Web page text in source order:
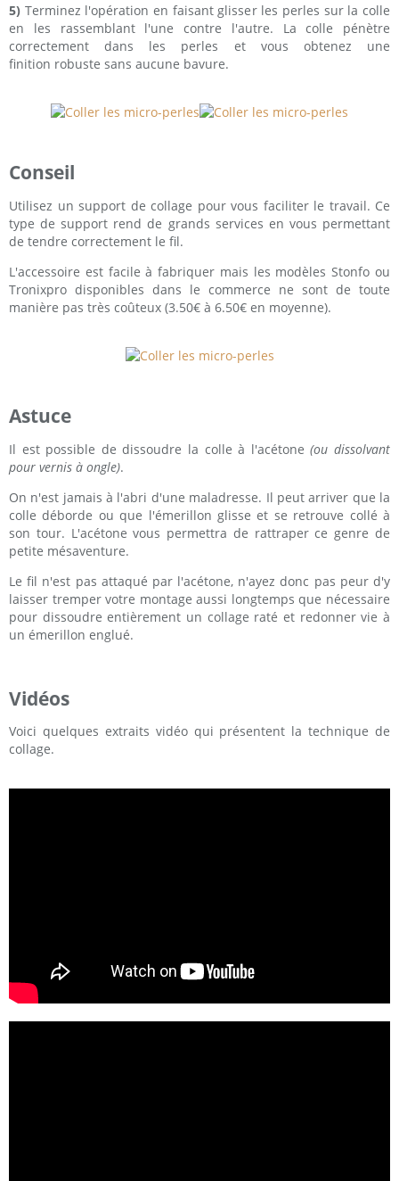
5) Terminez l'opération en faisant glisser les perles sur la colle
en les rassemblant l'une contre l'autre. La colle pénètre
correctement dans les perles et vous obtenez une
finition robuste sans aucune bavure.
Conseil
Utilisez un support de collage pour vous faciliter le travail. Ce
type de support rend de grands services en vous permettant
de tendre correctement le fil.
L'accessoire est facile à fabriquer mais les modèles Stonfo ou
Tronixpro disponibles dans le commerce ne sont de toute
manière pas très coûteux (3.50€ à 6.50€ en moyenne).
Astuce
Il est possible de dissoudre la colle à l'acétone(ou dissolvant
pour vernis à ongle).
On n'est jamais à l'abri d'une maladresse. Il peut arriver que la
colle déborde ou que l'émerillon glisse et se retrouve collé à
son tour. L'acétone vous permettra de rattraper ce genre de
petite mésaventure.
Le fil n'est pas attaqué par l'acétone, n'ayez donc pas peur d'y
laisser tremper votre montage aussi longtemps que nécessaire
pour dissoudre entièrement un collage raté et redonner vie à
un émerillon englué.
Vidéos
Voici quelques extraits vidéo qui présentent la technique de
collage.